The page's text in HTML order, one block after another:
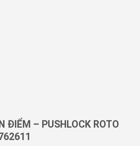
ĐIỂM – PUSHLOCK ROTO